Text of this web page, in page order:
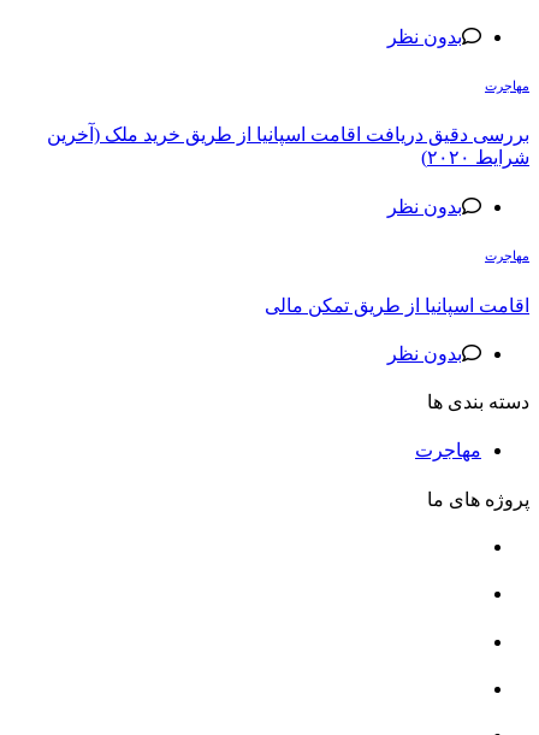
بدون نظر
مهاجرت
بررسی دقیق دریافت اقامت اسپانیا از طریق خرید ملک (آخرین
شرایط ۲۰۲۰)
بدون نظر
مهاجرت
اقامت اسپانیا از طریق تمکن مالی
بدون نظر
دسته بندی ها
مهاجرت
پروژه های ما